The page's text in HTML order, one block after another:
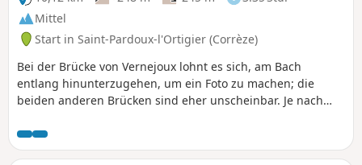
Mittel
Start in Saint-Pardoux-l'Ortigier (Corrèze)
Bei der Brücke von Vernejoux lohnt es sich, am Bach
entlang hinunterzugehen, um ein Foto zu machen; die
beiden anderen Brücken sind eher unscheinbar. Je nach